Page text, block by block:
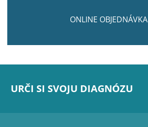
ONLINE OBJEDNÁVKA
URČI SI SVOJU DIAGNÓZU